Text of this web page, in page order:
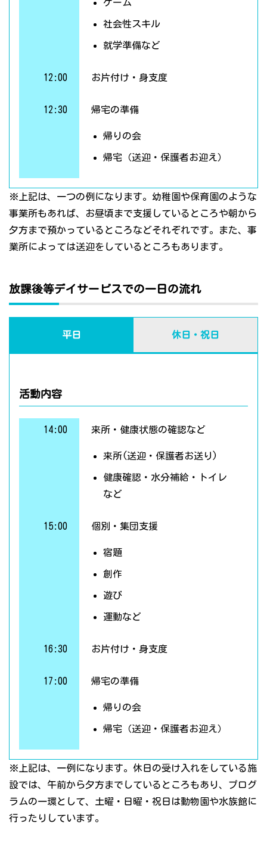
ゲーム
社会性スキル
就学準備など
12:00 お片付け・身支度
12:30 帰宅の準備
帰りの会
帰宅（送迎・保護者お迎え）
※上記は、一つの例になります。幼稚園や保育園のような
事業所もあれば、お昼頃まで支援しているところや朝から
夕方まで預かっているところなどそれぞれです。また、事
業所によっては送迎をしているところもあります。
放課後等デイサービスでの一日の流れ
平日 休日・祝日
活動内容
14:00 来所・健康状態の確認など
来所(送迎・保護者お送り)
健康確認・水分補給・トイレ
など
15:00 個別・集団支援
宿題
創作
遊び
運動など
16:30 お片付け・身支度
17:00 帰宅の準備
帰りの会
帰宅（送迎・保護者お迎え）
※上記は、一例になります。休日の受け入れをしている施
設では、午前から夕方までしているところもあり、プログ
ラムの一環として、土曜・日曜・祝日は動物園や水族館に
行ったりしています。